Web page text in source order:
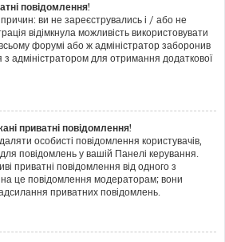
повідомлення!
ви не зареєструвались і / або не
відімкнула можливість використовувати
форумі або ж адміністратор заборонив
з адміністратором для отримання додаткової
приватні повідомлення!
особисті повідомлення користувачів,
повідомлень у вашій Панелі керування.
приватні повідомлення від одного з
на це повідомлення модераторам; вони
приватних повідомлень.